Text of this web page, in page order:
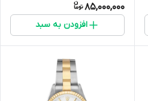
85,000,000
افزودن به سبد